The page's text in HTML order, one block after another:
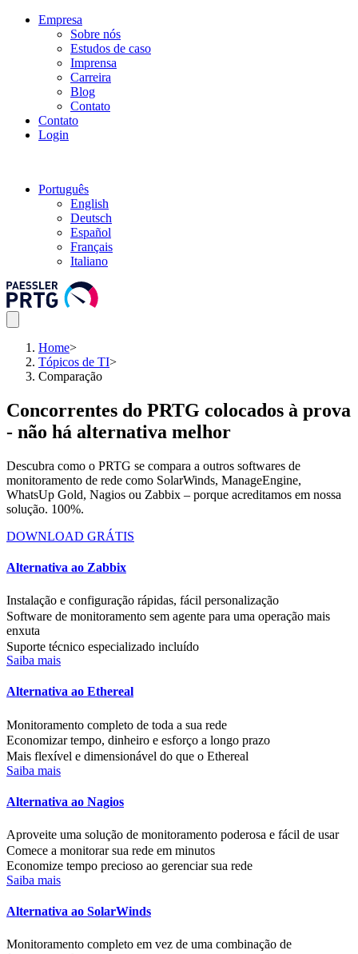
Empresa
Sobre nós
Estudos de caso
Imprensa
Carreira
Blog
Contato
Contato
Login
Português
English
Deutsch
Español
Français
Italiano
Home>
Tópicos de TI>
Comparação
Concorrentes do PRTG colocados à prova
- não há alternativa melhor
Descubra como o PRTG se compara a outros softwares de
monitoramento de rede como SolarWinds, ManageEngine,
WhatsUp Gold, Nagios ou Zabbix – porque acreditamos em nossa
solução. 100%.
DOWNLOAD GRÁTIS
Alternativa ao Zabbix
Instalação e configuração rápidas, fácil personalização
Software de monitoramento sem agente para uma operação mais
enxuta
Suporte técnico especializado incluído
Saiba mais
Alternativa ao Ethereal
Monitoramento completo de toda a sua rede
Economizar tempo, dinheiro e esforço a longo prazo
Mais flexível e dimensionável do que o Ethereal
Saiba mais
Alternativa ao Nagios
Aproveite uma solução de monitoramento poderosa e fácil de usar
Comece a monitorar sua rede em minutos
Economize tempo precioso ao gerenciar sua rede
Saiba mais
Alternativa ao SolarWinds
Monitoramento completo em vez de uma combinação de